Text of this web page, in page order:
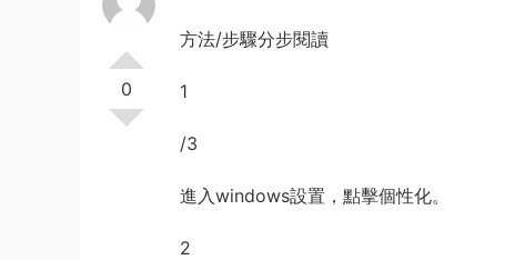
0
方法/步驟分步閱讀
1
/3
進入windows設置，點擊個性化。
2